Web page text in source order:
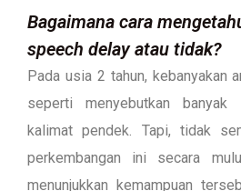
Bagaimana cara
speech delay atau tidak?
Pada usia 2 tahun, kebanyakan
seperti menyebutkan banyak
kalimat pendek. Tapi, tidak
perkembangan ini secara
menunjukkan kemampuan